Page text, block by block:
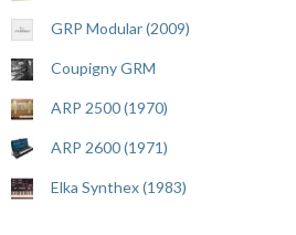
GRP Modular (2009)
Coupigny GRM
ARP 2500 (1970)
ARP 2600 (1971)
Elka Synthex (1983)